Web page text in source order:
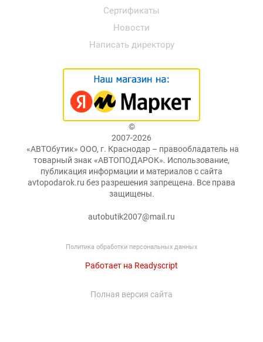
Сертификаты
Новости
Написать директору
©
2007-2026
«АВТОбутик» ООО, г. Краснодар – правообладатель на
товарный знак «АВТОПОДАРОК». Использование,
публикация информации и материалов с сайта
avtopodarok.ru без разрешения запрещена. Все права
защищены.
autobutik2007@mail.ru
Политика обработки персональных данных
Работает на Readyscript
Полная версия сайта